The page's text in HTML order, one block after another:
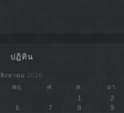
ปฎิทิน
สิงหาคม 2026
พฤ. ศ. ส.
อา.
1
2
6 7 8
9